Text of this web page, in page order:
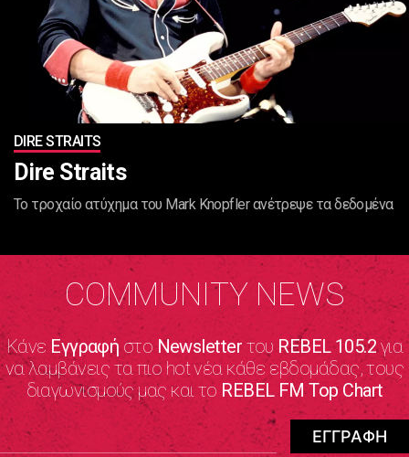
DIRE STRAITS
Dire Straits
To τροχαίο ατύχημα του Mark Knopfler ανέτρεψε τα δεδομένα
COMMUNITY NEWS
Κάνε Εγγραφήστο NewsletterτουREBEL 105.2για
να λαμβάνεις τα πιο hot νέα κάθε εβδομάδας, τους
διαγωνισμούς μας και το REBEL FM Top Chart